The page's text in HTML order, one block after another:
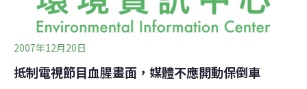
此失敗不意外。他說，國民黨大勝之後，若
2007年12月20日
抵制電視節目血腥畫面，媒體不應開動保倒車